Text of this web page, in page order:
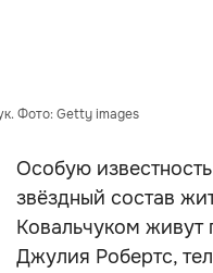
Фото: Getty images
Особую
звёздный состав
Ковальчуком живут
Джулия Робертс,